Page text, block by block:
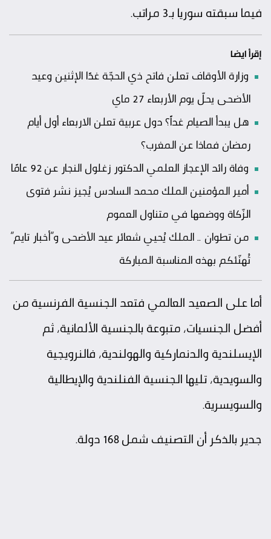
فيما سبقته سوريا بـ3 مراتب.
إقرأ ايضا
وزارة الأوقاف تعلن فاتح ذي الحجّة غدًا الإثنين وعيد
الأضحى يحلّ يوم الأربعاء 27 ماي
هل يبدأ الصيام غداً؟ دول عربية تعلن الاربعاء أول أيام
رمضان فماذا عن المغرب؟
وفاة رائد الإعجاز العلمي الدكتور زغلول النجار عن 92 عامًا
أمير المؤمنين الملك محمد السادس يُجيز نشر فتوى
الزّكاة ووضعها في متناول العموم
من تطوان .. الملك يُحيي شعائر عيد الأضحى و”أخبار تايم”
تُهنّئكم بهذه المناسبة المباركة
أما على الصعيد العالمي فتعد الجنسية الفرنسية من
أفضل الجنسيات، متبوعة بالجنسية الألمانية، ثم
الإيسلندية والدنماركية والهولندية، فالنرويجية
والسويدية، تليها الجنسية الفنلندية والإيطالية
والسويسرية.
جدير بالذكر أن التصنيف شمل 168 دولة.